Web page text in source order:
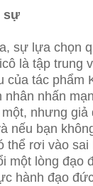
sự
sự lựa chọn
là tập trung
của tác phẩm
nhấn
nhưng giả
nếu bạn
thể rơi vào sai
một lòng đạo
hành đạo